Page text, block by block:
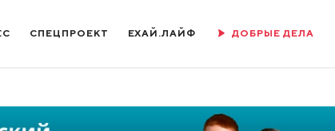
СПЕЦПРОЕКТ ЕХАЙ.ЛАЙФ ДОБРЫЕ ДЕЛА